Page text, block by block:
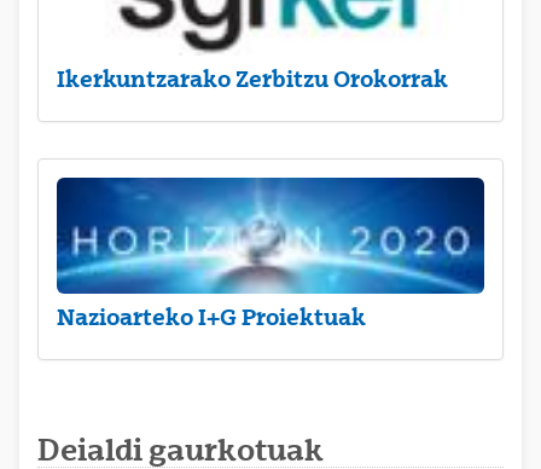
Ikerkuntzarako Zerbitzu Orokorrak
Nazioarteko I+G Proiektuak
Deialdi gaurkotuak